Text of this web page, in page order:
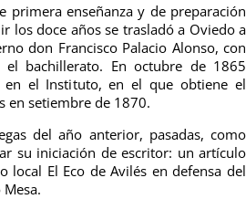
primera enseñanza y de preparación
los doce años se trasladó a Oviedo a
don Francisco Palacio Alonso, con
bachillerato. En octubre de 1865
en el Instituto, en el que obtiene el
en setiembre de 1870.
del año anterior, pasadas, como
su iniciación de escritor: un artículo
local El Eco de Avilés en defensa del